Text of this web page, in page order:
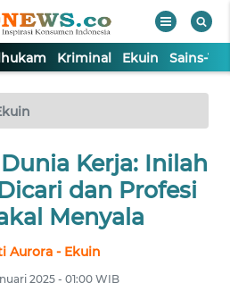
Kriminal Ekuin Sains-
Kerja: Inilah
dan Profesi
Menyala
Aurora - Ekuin
2025 - 01:00 WIB